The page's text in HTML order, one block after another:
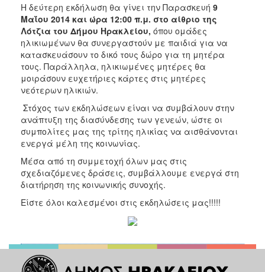
&
Έλεγχος
Βρεφονηπιακών
Σταθμών
Δημοτικό
Ιατρείο
Ξενώνας
Φιλοξενίας
Γυναικών
Κέντρο
Κοινότητας
Κοινωνικό
Φαρμακείο
Παντοπωλείο
Φύλων
Υγεία
Η δεύτερη εκδήλωση θα γίνει την Παρασκευή 9
Μαΐου 2014 και ώρα 12:00 π.μ. στο αίθριο της
Λότζια του Δήμου Ηρακλείου, όπου ομάδες
ηλικιωμένων θα συνεργαστούν με παιδιά για να
κατασκευάσουν το δικό τους δώρο για τη μητέρα
τους. Παράλληλα, ηλικιωμένες μητέρες θα
μοιράσουν ευχετήριες κάρτες στις μητέρες
νεότερων ηλικιών.
Στόχος των εκδηλώσεων είναι να συμβάλουν στην
ανάπτυξη της διασύνδεσης των γενεών, ώστε οι
συμπολίτες μας της τρίτης ηλικίας να αισθάνονται
ενεργά μέλη της κοινωνίας.
Μέσα από τη συμμετοχή όλων μας στις
σχεδιαζόμενες δράσεις, συμβάλλουμε ενεργά στη
διατήρηση της κοινωνικής συνοχής.
Είστε όλοι καλεσμένοι στις εκδηλώσεις μας!!!!!